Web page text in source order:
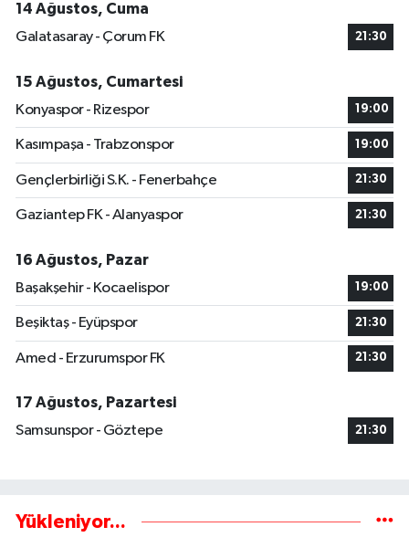
14 Ağustos, Cuma
Galatasaray - Çorum FK
21:30
15 Ağustos, Cumartesi
Konyaspor - Rizespor
19:00
Kasımpaşa - Trabzonspor 19:00
Gençlerbirliği S.K. - Fenerbahçe 21:30
Gaziantep FK - Alanyaspor 21:30
16 Ağustos, Pazar
Başakşehir - Kocaelispor
19:00
Beşiktaş - Eyüpspor 21:30
Amed - Erzurumspor FK 21:30
17 Ağustos, Pazartesi
Samsunspor - Göztepe
21:30
Yükleniyor...